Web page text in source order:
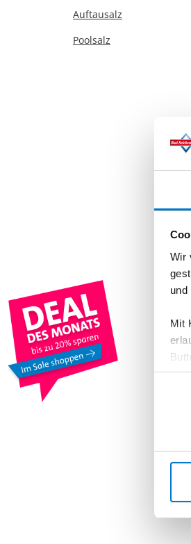
Wir
und
Mit
Auftausalz
Poolsalz